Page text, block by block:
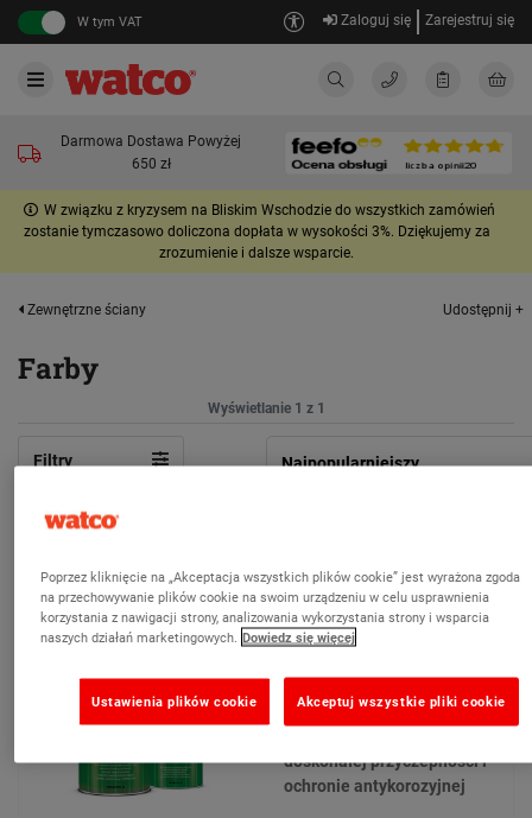
W tym VAT Zaloguj się Zarejestruj się
Darmowa Dostawa Powyżej
650 zł
W związku z kryzysem na Bliskim Wschodzie do wszystkich zamówień
zostanie tymczasowo doliczona dopłata w wysokości 3%. Dziękujemy za
zrozumienie i dalsze wsparcie.
Zewnętrzne ściany Udostępnij +
Farby
Wyświetlanie 1 z 1
Filtry
Noxyde® Plus – farba przeciwrdzenna i
(2)
Jednoskładnikowa powłoka
wodnej na bazie
modyfikowanego silanem
doskonałej przyczepności i
ochronie antykorozyjnej
Poprzez kliknięcie na „Akceptacja wszystkich plików cookie” jest wyrażona zgoda
na przechowywanie plików cookie na swoim urządzeniu w celu usprawnienia
korzystania z nawigacji strony, analizowania wykorzystania strony i wsparcia
naszych działań marketingowych. Dowiedz się więcej
Akceptuj wszystkie pliki cookie
Ustawienia plików cookie